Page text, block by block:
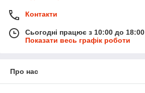
Контакти
Сьогодні працює з 10:00 до 18:00
Показати весь графік роботи
Про нас